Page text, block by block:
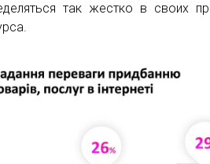
так жестко в своих